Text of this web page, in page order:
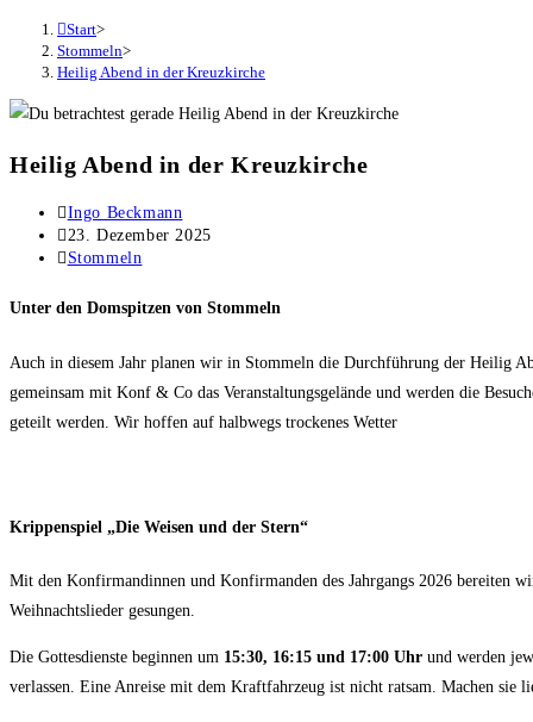
Start>
Stommeln>
Heilig Abend in der Kreuzkirche
Heilig Abend in der Kreuzkirche
Beitrags-
Autor:
Ingo Beckmann
Beitrag
veröffentlicht:
23. Dezember 2025
Beitrags-
Stommeln
Unter den Domspitzen von Stommeln
Auch in diesem Jahr planen wir in Stommeln die Durchführung der Heilig
gemeinsam mit Konf & Co das Veranstaltungsgelände und werden die
geteilt werden. Wir hoffen auf halbwegs trockenes Wetter
Krippenspiel „Die Weisen und der Stern“
Mit den Konfirmandinnen und Konfirmanden des Jahrgangs 2026 bereiten
Weihnachtslieder gesungen.
Die Gottesdienste beginnen um 15:30, 16:15 und 17:00 Uhr und werden
verlassen. Eine Anreise mit dem Kraftfahrzeug ist nicht ratsam. Machen sie